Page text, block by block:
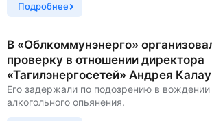
Подробнее
В «Облкоммунэнерго»
проверку в отношении директора
«Тагилэнергосетей» Андрея
Его задержали по подозрению в вождении
алкогольного опьянения.